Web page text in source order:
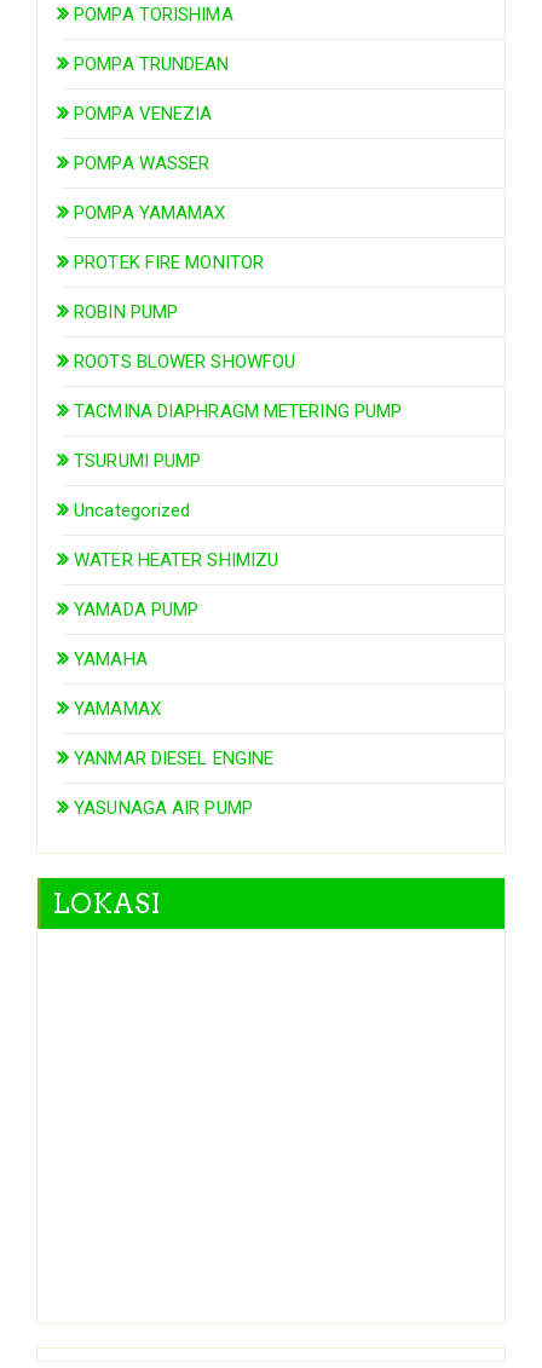
POMPA TORISHIMA
POMPA TRUNDEAN
POMPA VENEZIA
POMPA WASSER
POMPA YAMAMAX
PROTEK FIRE MONITOR
ROBIN PUMP
ROOTS BLOWER SHOWFOU
TACMINA DIAPHRAGM METERING PUMP
TSURUMI PUMP
Uncategorized
WATER HEATER SHIMIZU
YAMADA PUMP
YAMAHA
YAMAMAX
YANMAR DIESEL ENGINE
YASUNAGA AIR PUMP
LOKASI